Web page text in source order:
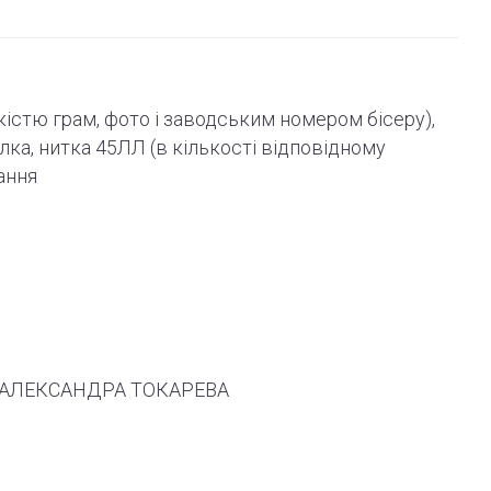
грам, фото і заводським номером бісеру),
нитка 45ЛЛ (в кількості відповідному
АЛЕКСАНДРА ТОКАРЕВА